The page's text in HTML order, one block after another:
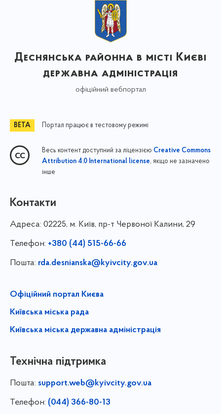
Деснянська районна в місті Києві
державна адміністрація
офіційний вебпортал
Портал працює в тестовому режимі
Весь контент доступний за ліцензією Creative Commons
Attribution 4.0 International license, якщо не зазначено
інше
Контакти
Адреса: 02225, м. Київ, пр-т Червоної Калини, 29
Телефон: +380 (44) 515-66-66
Пошта: rda.desnianska@kyivcity.gov.ua
Офіційний портал Києва
Київська міська рада
Київська міська державна адміністрація
Технічна підтримка
Пошта: support.web@kyivcity.gov.ua
Телефон: (044) 366-80-13